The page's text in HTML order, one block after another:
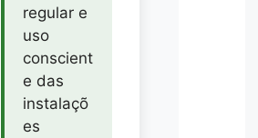
regular e
uso
conscient
e das
instalaçõ
es